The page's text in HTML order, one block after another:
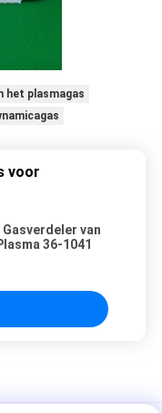
het plasmagas
voor
van
36-1041